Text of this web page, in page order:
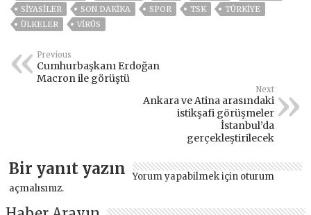
SİYASİLER
SON DAKIKA SPOR TSK
TÜRKİYE
ÜLKELER
VIRÜS
Previous
Cumhurbaşkanı Erdoğan
Macron ile görüştü
Next
Ankara ve Atina arasındaki
istikşafi görüşmeler
İstanbul’da
gerçekleştirilecek
Bir yanıt yazın Yorum yapabilmek için oturum
açmalısınız.